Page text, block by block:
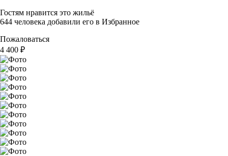
Гостям нравится это жильё
644 человека добавили его в Избранное
Пожаловаться
4 400 ₽